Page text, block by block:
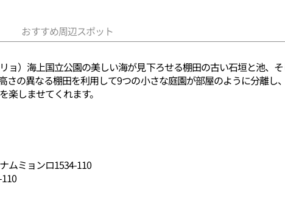
おすすめ周辺スポット
ョ）海上国立公園の美しい海が見下ろせる棚田の古い石垣と池、
さの異なる棚田を利用して9つの小さな庭園が部屋のように分離
楽しませてくれます。
ムミョンロ1534-110